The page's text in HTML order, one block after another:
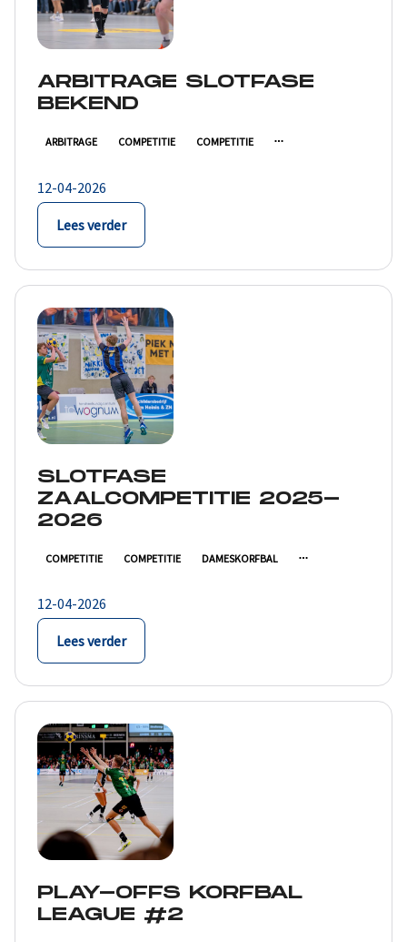
ARBITRAGE SLOTFASE
BEKEND
ARBITRAGE COMPETITIE COMPETITIE
12-04-2026
Lees verder
SLOTFASE
ZAALCOMPETITIE 2025-
2026
COMPETITIE COMPETITIE DAMESKORFBAL
12-04-2026
Lees verder
PLAY-OFFS KORFBAL
LEAGUE #2